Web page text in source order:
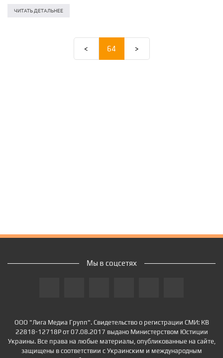
работникам, задействованным в…
ЧИТАТЬ ДЕТАЛЬНЕЕ
< 64 >
ООО "Лига Медиа Групп". Свидетельство о регистрации СМИ: КВ
22818-12718Р от 07.08.2017 выдано Министерством Юстиции
Украины. Все права на любые материалы, опубликованные на сайте,
защищены в соответствии с Украинским и международным
Мы в соцсетях